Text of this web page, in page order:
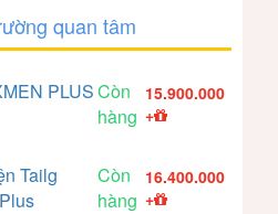
quan tâm
PLUSCòn
hàng
15.900.000
+
Tailg
Còn
hàng
16.400.000
+